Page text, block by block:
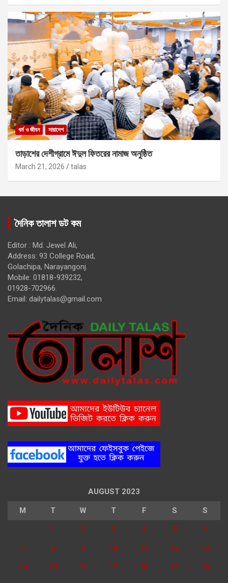
ধর্ম ও জীবন সারাদেশ
তাড়াশের দেশীগ্রামে ঈদুল ফিতরের নামাজ অনুষ্ঠিত
March 21, 2026 talas
দৈনিক তালাশ ডট কম
Editor : Md. Jewel Ali,
Address: 93 College Road,
Golachipa, Narayangonj.
Mobile: 01818-939232,
01928-702966.
Email: dailytalas@gmail.com
AUGUST 2023
M T W T F S S
1 2 3 4 5 6
7 8 9 10 11 12 13
14 15 16 17 18 19 20